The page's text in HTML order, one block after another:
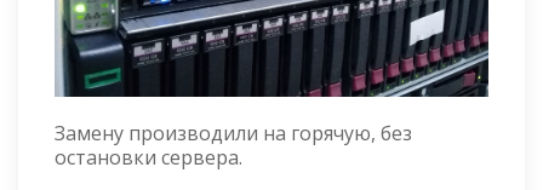
Замену производили на горячую, без
остановки сервера.